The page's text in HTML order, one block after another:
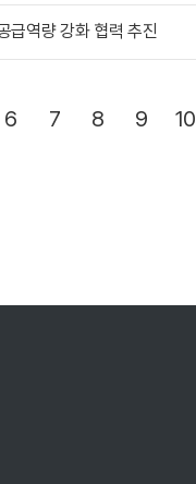
역량 강화 협력 추진
6 7 8 9 10